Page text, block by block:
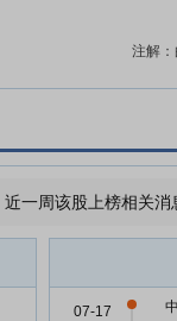
注解
近一周该股上榜相关
07-17